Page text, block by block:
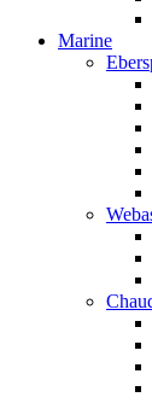
Marine